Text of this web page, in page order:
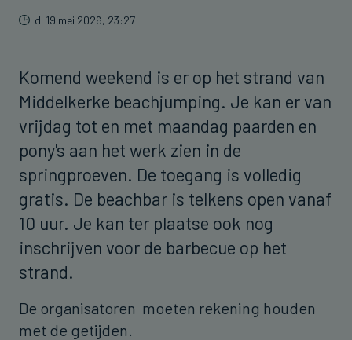
di 19 mei 2026, 23:27
Komend weekend is er op het strand van
Middelkerke beachjumping. Je kan er van
vrijdag tot en met maandag paarden en
pony's aan het werk zien in de
springproeven. De toegang is volledig
gratis. De beachbar is telkens open vanaf
10 uur. Je kan ter plaatse ook nog
inschrijven voor de barbecue op het
strand.
De organisatoren moeten rekening houden
met de getijden.